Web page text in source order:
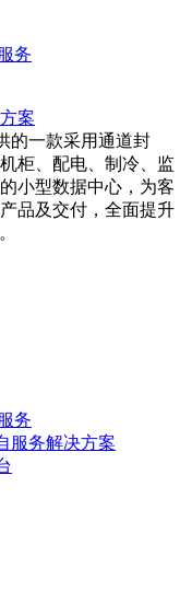
务
案
的一款采用通道封
柜、配电、制冷、监
小型数据中心，为客
品及交付，全面提升
务
服务解决方案